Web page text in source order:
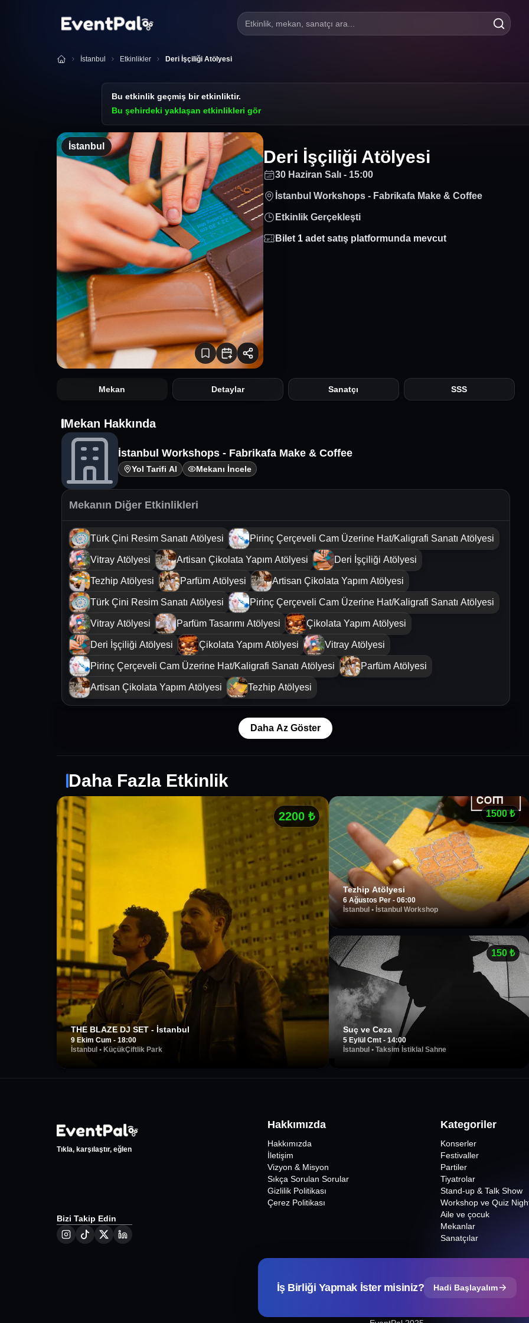
Etkinlik, mekan, sanatçı ara...
İstanbul Etkinlikler Deri İşçiliği Atölyesi
Bu etkinlik geçmiş bir etkinliktir.
Bu şehirdeki yaklaşan etkinlikleri gör
İstanbul
Deri İşçiliği Atölyesi
30 Haziran Salı - 15:00
İstanbul Workshops - Fabrikafa Make & Coffee
Etkinlik Gerçekleşti
Bilet 1 adet satış platformunda mevcut
Mekan Detaylar Sanatçı SSS
Mekan Hakkında
İstanbul Workshops - Fabrikafa Make & Coffee
Yol Tarifi Al Mekanı İncele
Mekanın Diğer Etkinlikleri
Türk Çini Resim Sanatı Atölyesi Pirinç Çerçeveli Cam Üzerine Hat/Kaligrafi Sanatı Atölyesi
Vitray Atölyesi Artisan Çikolata Yapım Atölyesi Deri İşçiliği Atölyesi
Tezhip Atölyesi Parfüm Atölyesi Artisan Çikolata Yapım Atölyesi
Türk Çini Resim Sanatı Atölyesi Pirinç Çerçeveli Cam Üzerine Hat/Kaligrafi Sanatı Atölyesi
Vitray Atölyesi Parfüm Tasarımı Atölyesi Çikolata Yapım Atölyesi
Deri İşçiliği Atölyesi Çikolata Yapım Atölyesi Vitray Atölyesi
Pirinç Çerçeveli Cam Üzerine Hat/Kaligrafi Sanatı Atölyesi Parfüm Atölyesi
Artisan Çikolata Yapım Atölyesi Tezhip Atölyesi
Daha Az Göster
Daha Fazla Etkinlik
2200₺
THE BLAZE DJ SET - İstanbul
9 Ekim Cum - 18:00
İstanbul • KüçükÇiftlik Park
1500₺
Tezhip Atölyesi
6 Ağustos Per - 06:00
İstanbul • İstanbul Workshop
150 ₺
Suç ve Ceza
5 Eylül Cmt - 14:00
İstanbul• Taksim İstiklal Sahne
Tıkla, karşılaştır, eğlen
Bizi Takip Edin
Hakkımızda
Hakkımızda
İletişim
Vizyon & Misyon
Sıkça Sorulan Sorular
Gizlilik Politikası
Çerez Politikası
Kategoriler
Konserler
Festivaller
Partiler
Tiyatrolar
Stand-up & Talk Show
Workshop ve Quiz
Aile ve çocuk
Mekanlar
Sanatçılar
İş Birliği Yapmak İster misiniz? Hadi Başlayalım